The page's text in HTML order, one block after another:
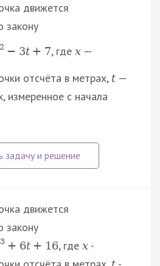
движется
закону
− 3t + 7, где x—
отсчёта в метрах, t —
измеренное с начала
движется
закону
3 + 6t + 16, где x-